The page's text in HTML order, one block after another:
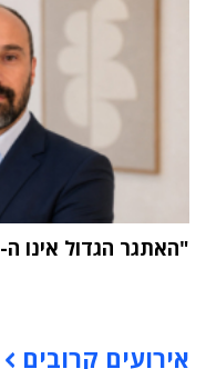
"האתגר הגדול אינו ה-AI אלא הטמעתה בארגון"
אירועים קרובים